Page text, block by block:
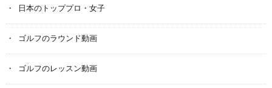
日本のトッププロ・女子
ゴルフのラウンド動画
ゴルフのレッスン動画